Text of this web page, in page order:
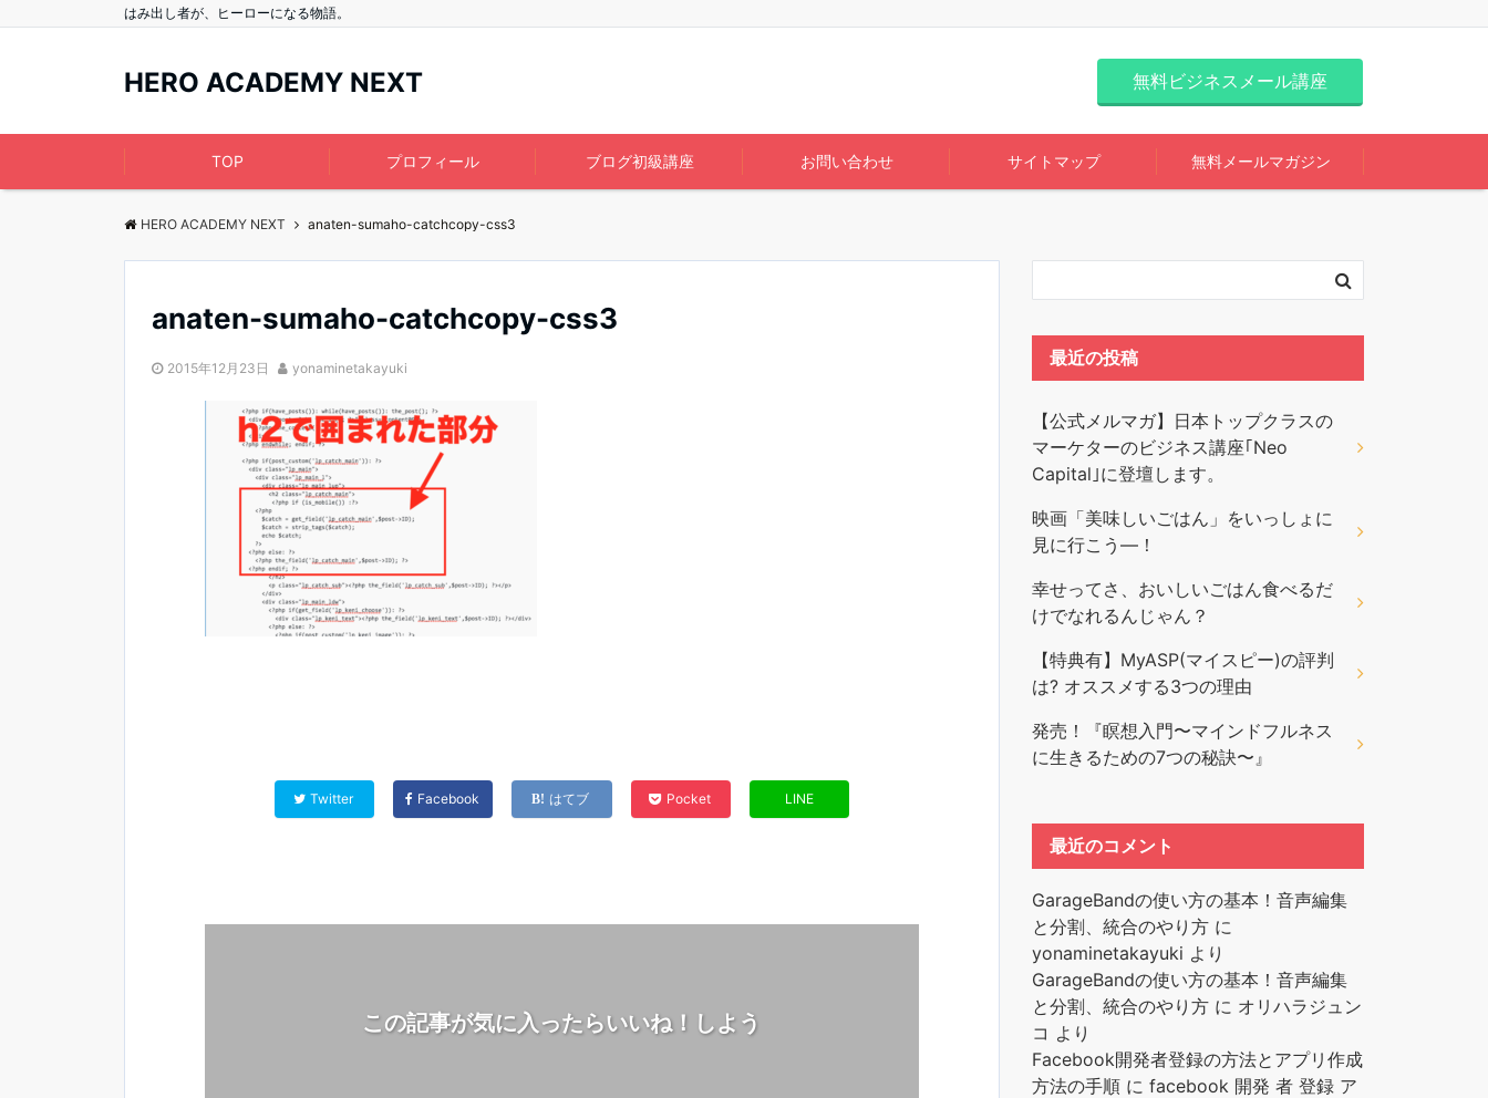
はみ出し者が、ヒーローになる物語。
HERO ACADEMY NEXT 無料ビジネスメール講座
TOP プロフィール ブログ初級講座 お問い合わせ サイトマップ 無料メールマガジン
HERO ACADEMY NEXT anaten-sumaho-catchcopy-css3
anaten-sumaho-catchcopy-css3
2015年12月23日 yonaminetakayuki
Twitter Facebook はてブ Pocket LINE
この記事が気に入ったらいいね！しよう
最近の投稿
【公式メルマガ】日本トップクラスの
マーケターのビジネス講座｢Neo
Capital｣に登壇します。
映画「美味しいごはん」をいっしょに
見に行こう―！
幸せってさ、おいしいごはん食べるだ
けでなれるんじゃん？
【特典有】MyASP(マイスピー)の評判
は? オススメする3つの理由
発売！『瞑想入門〜マインドフルネス
に生きるための7つの秘訣〜』
最近のコメント
GarageBandの使い方の基本！音声編集
と分割、統合のやり方 に
yonaminetakayuki より
GarageBandの使い方の基本！音声編集
と分割、統合のやり方 に オリハラジュン
コ より
Facebook開発者登録の方法とアプリ作成
方法の手順 に facebook 開発 者 登録 ア